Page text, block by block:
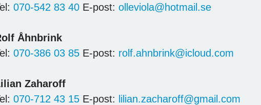
070-542 83 40 E-post: olleviola@hotmail.se
Åhnbrink
070-386 03 85 E-post: rolf.ahnbrink@icloud.com
Zaharoff
070-712 43 15 E-post: lilian.zacharoff@gmail.com